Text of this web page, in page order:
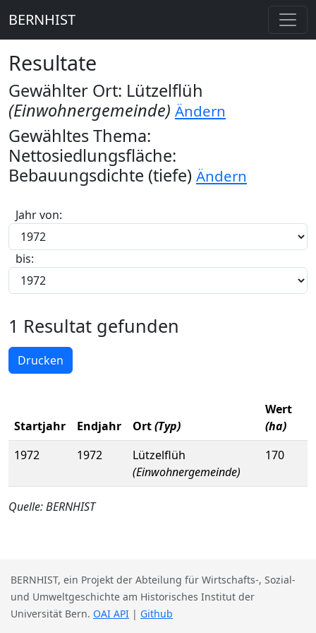
BERNHIST
Resultate
Gewählter Ort: Lützelflüh
(Einwohnergemeinde) Ändern
Gewähltes Thema:
Nettosiedlungsfläche:
Bebauungsdichte (tiefe) Ändern
Jahr von:
bis:
1 Resultat gefunden
Drucken
Startjahr Endjahr Ort(Typ)
Wert
(ha)
1972
1972
Lützelflüh
(Einwohnergemeinde)
170
Quelle: BERNHIST
BERNHIST, ein Projekt der Abteilung für Wirtschafts-, Sozial-
und Umweltgeschichte am Historisches Institut der
Universität Bern. OAI API | Github